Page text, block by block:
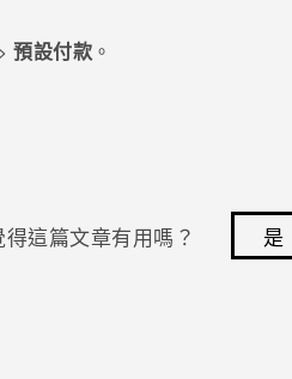
預設付款 。
得這篇文章有用嗎？ 是